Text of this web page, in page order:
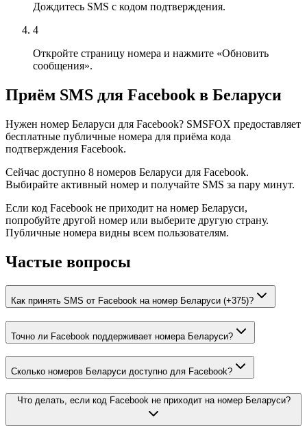
Дождитесь SMS с кодом подтверждения.
4
Откройте страницу номера и нажмите «Обновить
сообщения».
Приём SMS для Facebook в Беларуси
Нужен номер Беларуси для Facebook? SMSFOX предоставляет
бесплатные публичные номера для приёма кода
подтверждения Facebook.
Сейчас доступно 8 номеров Беларуси для Facebook.
Выбирайте активный номер и получайте SMS за пару минут.
Если код Facebook не приходит на номер Беларуси,
попробуйте другой номер или выберите другую страну.
Публичные номера видны всем пользователям.
Частые вопросы
Как принять SMS от Facebook на номер Беларуси (+375)?
Точно ли Facebook поддерживает номера Беларуси?
Сколько номеров Беларуси доступно для Facebook?
Что делать, если код Facebook не приходит на номер Беларуси?